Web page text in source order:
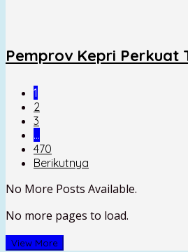
Pemprov Kepri Perkuat
1
2
3
…
470
Berikutnya
No More Posts Available.
No more pages to load.
View More